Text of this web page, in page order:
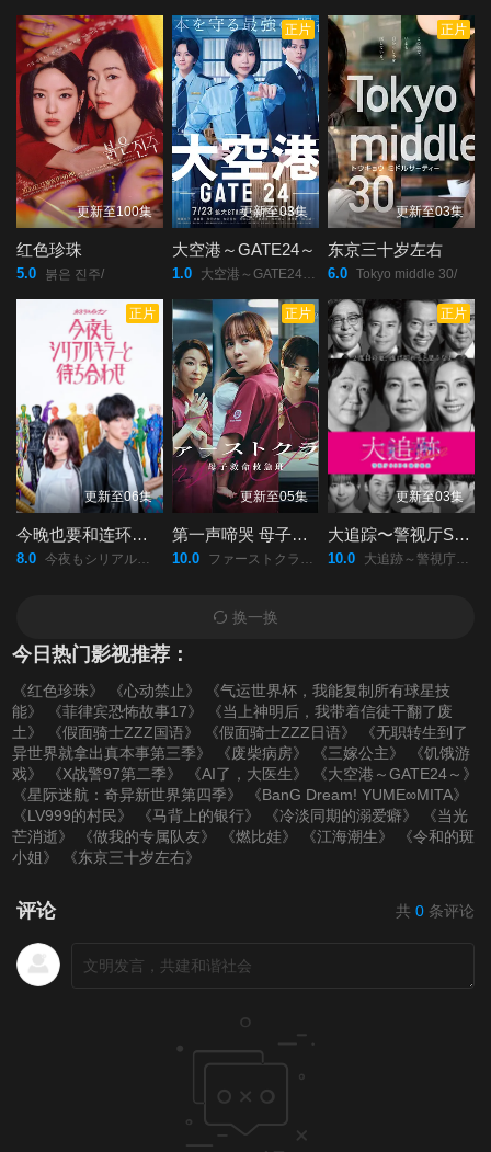
更新至100集
红色珍珠
5.0 붉은 진주/
正片
更新至03集
大空港～GATE24～
1.0 大空港～GATE24～/
正片
更新至03集
东京三十岁左右
6.0 Tokyo middle 30/
正片
更新至06集
今晚也要和连环杀手约会
8.0 今夜もシリアルキラーと待ち合わせ/
正片
更新至05集
第一声啼哭 母子救命急救班
10.0 ファーストクライ/母子救命救急班/
正片
更新至03集
大追踪〜警视厅SSBC强行犯系〜第二季
10.0 大追跡～警視庁SSBC強行犯係～/2/
换一换
今日热门影视推荐：
《红色珍珠》 《心动禁止》
《气运世界杯，我能复制所有球星技
能》
《菲律宾恐怖故事17》
《当上神明后，我带着信徒干翻了废
土》
《假面骑士ZZZ国语》 《假面骑士ZZZ日语》
《无职转生到了
异世界就拿出真本事第三季》
《废柴病房》 《三嫁公主》
《饥饿游
戏》
《X战警97第二季》 《AI了，大医生》
《大空港～GATE24～》
《星际迷航：奇异新世界第四季》
《BanG Dream! YUME∞MITA》
《LV999的村民》
《马背上的银行》 《冷淡同期的溺爱癖》
《当光
芒消逝》
《做我的专属队友》 《燃比娃》 《江海潮生》
《令和的斑
小姐》
《东京三十岁左右》
评论 共 0 条评论